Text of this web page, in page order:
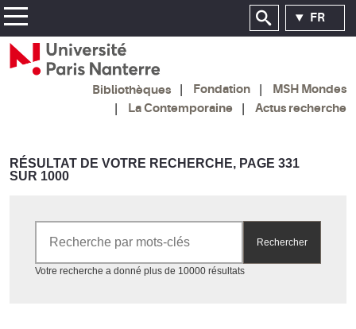
FR
Bibliothèques Fondation
MSH Mondes
La Contemporaine
Actus recherche
RÉSULTAT DE VOTRE RECHERCHE, PAGE 331
SUR 1000
Rechercher
Votre recherche a donné plus de 10000 résultatsAccéder aux résultats